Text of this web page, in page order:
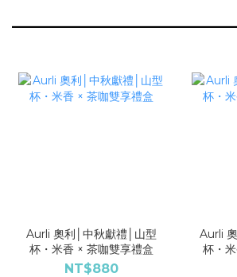
Aurli 奧利│中秋獻禮│山型
杯・米香 × 茶咖雙享禮盒
NT$880
Aurli
杯・